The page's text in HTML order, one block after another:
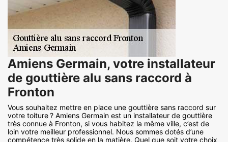
Amiens Germain, votre installateur
de gouttière alu sans raccord à
Fronton
Vous souhaitez mettre en place une gouttière sans raccord sur
votre toiture ? Amiens Germain est un installateur de gouttière
très connue à Fronton, si vous habitez la même ville, c’est de
loin votre meilleur professionnel. Nous sommes dotés d’une
compétence très solide en la matière. Quel que soit votre choix